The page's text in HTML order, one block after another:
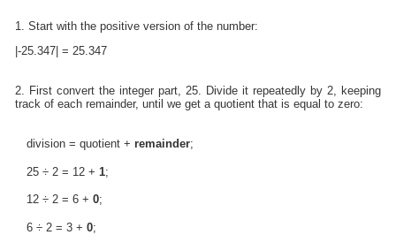
1. Start with the positive version of the number:
|-25.347| = 25.347
2. First convert the integer part, 25. Divide it repeatedly by 2, keeping
track of each remainder, until we get a quotient that is equal to zero:
division = quotient + remainder;
25 ÷ 2 = 12 + 1;
12 ÷ 2 = 6 + 0;
6 ÷ 2 = 3 + 0;